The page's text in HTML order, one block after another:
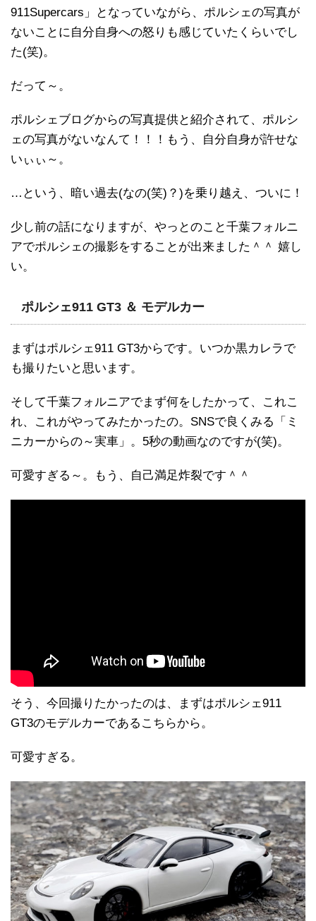
911Supercars」となっていながら、ポルシェの写真が
ないことに自分自身への怒りも感じていたくらいでし
た(笑)。
だって～。
ポルシェブログからの写真提供と紹介されて、ポルシ
ェの写真がないなんて！！！もう、自分自身が許せな
いぃぃ～。
…という、暗い過去(なの(笑)？)を乗り越え、ついに！
少し前の話になりますが、やっとのこと千葉フォルニ
アでポルシェの撮影をすることが出来ました＾＾ 嬉し
い。
ポルシェ911 GT3 ＆ モデルカー
まずはポルシェ911 GT3からです。いつか黒カレラで
も撮りたいと思います。
そして千葉フォルニアでまず何をしたかって、これこ
れ、これがやってみたかったの。SNSで良くみる「ミ
ニカーからの～実車」。5秒の動画なのですが(笑)。
可愛すぎる～。もう、自己満足炸裂です＾＾
そう、今回撮りたかったのは、まずはポルシェ911
GT3のモデルカーであるこちらから。
可愛すぎる。